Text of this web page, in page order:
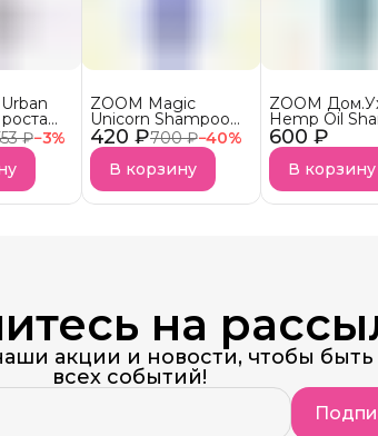
₽−3% 420 ₽700 ₽−40%
ZOOM Magic
Unicorn Shampoo
Шампунь
безсульфатный
УСПЕЙ КУПИТЬ
Снятие с продаж
В корзину
600 ₽
ZOOM
Hemp Oil
Шампунь
В корзину
на
акции и новости, чтобы быть
всех событий!